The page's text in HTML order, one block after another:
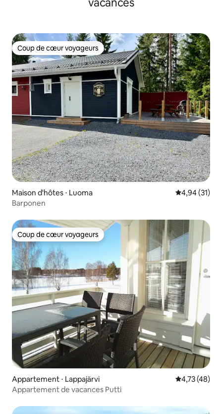
Coup de cœur voyageurs
Coup de cœur voyageurs
Maison d'hôtes ⋅ Luoma Évaluation
4,94 (31)
Barponen
Coup de cœur voyageurs
Coup de cœur voyageurs
Appartement ⋅ Lappajärvi Évaluation
4,73 (48)
Appartement de vacances Putti